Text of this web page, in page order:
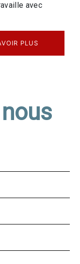
avec
PLUS